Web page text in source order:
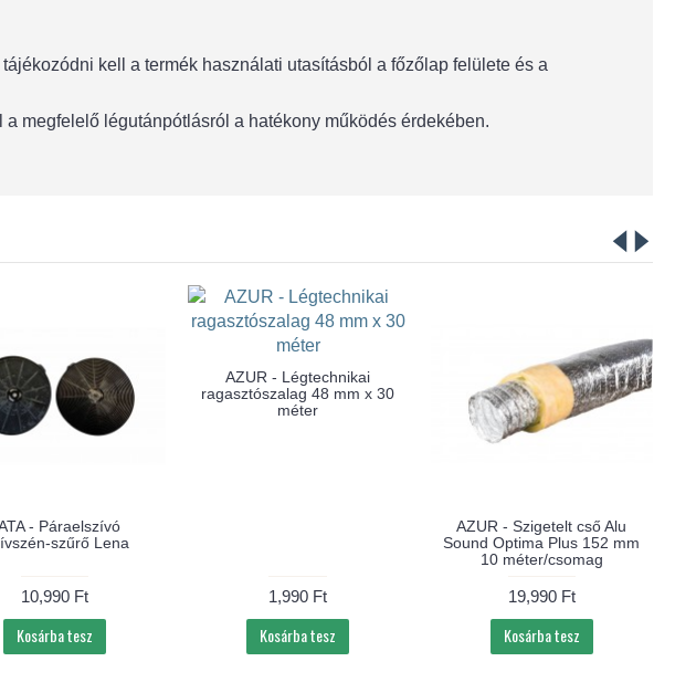
kell a termék használati utasításból a főzőlap felülete és a
megfelelő légutánpótlásról a hatékony működés érdekében.
- Páraelszívó
szűrő Lena
10,990 Ft
Kosárba tesz
AZUR - Légtechnikai
ragasztószalag 48 mm x 30
méter
1,990 Ft
Kosárba tesz
AZUR - Szigetelt cső Alu
Sound Optima Plus 152 mm
10 méter/csomag
19,990 Ft
Kosárba tesz